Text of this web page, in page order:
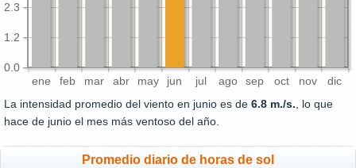
ene feb mar abr may jun jul ago sep oct nov dic
0.0
1.2
2.3
La intensidad promedio del viento en junio es de 6.8 m./s., lo que
hace de junio el mes más ventoso del año.
Promedio diario de horas de sol